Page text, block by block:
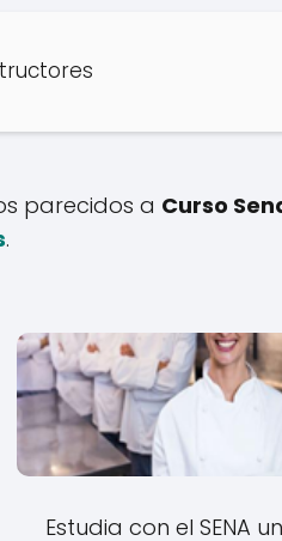
parecidos a Curso
.
Estudia con el SENA